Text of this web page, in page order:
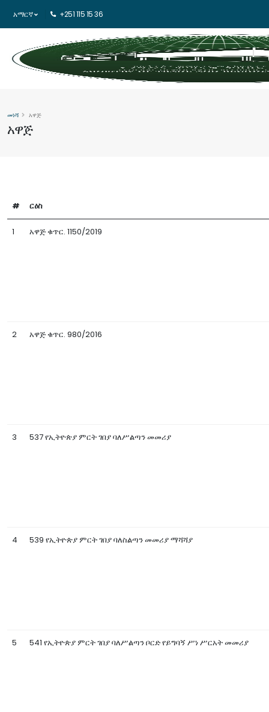
አማርኛ +251 115 15 36
አዋጅ
መነሻ አዋጅ
# ርዕስ
1 አዋጅ ቁጥር. 1150/2019
2 አዋጅ ቁጥር. 980/2016
3 537 የኢትዮጵያ ምርት ገበያ ባለሥልጣን መመሪያ
4 539 የኢትዮጵያ ምርት ገበያ ባለስልጣን መመሪያ ማሻሻያ
5 541 የኢትዮጵያ ምርት ገበያ ባለሥልጣን ቦርድ የይግባኝ ሥነ ሥርአት መመሪያ